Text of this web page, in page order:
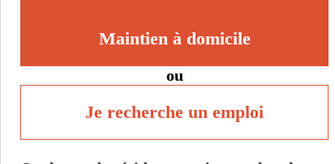
Maintien à domicile
ou
Je recherche un emploi